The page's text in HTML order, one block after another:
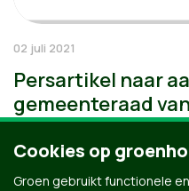
02 juli 2021
Persartikel naar
gemeenteraad
Cookies op
Groen gebruikt functionele